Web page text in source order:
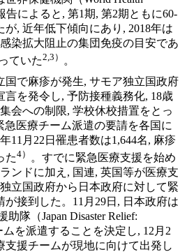
告によると, 第1期, 第2期ともに60-
, 近年低下傾向にあり, 2018年は
染拡大阻止の集団免疫の目安であ
ていた2,3） 。
国で麻疹が発生, サモア独立国政府
言を発令し, 予防接種義務化, 18歳
会への制限, 学校休校措置をとっ
急医療チーム派遣の要請を各国に
11月22日罹患者数は1,644名, 麻疹
た4）
。すでに緊急医療支援を始め
ンドに加え, 国連, 英国等が医療支
立国政府から日本政府に対して緊
接到した。11月29日, 日本政府は
隊（Japan Disaster Relief:
を派遣することを決定し, 12月2
支援チームが現地に向けて出発し